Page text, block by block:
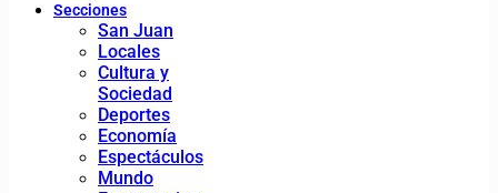
Secciones
San Juan
Locales
Cultura y
Sociedad
Deportes
Economía
Espectáculos
Mundo